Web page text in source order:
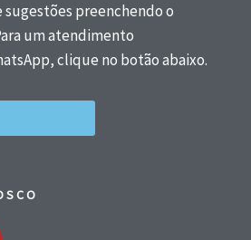
sugestões preenchendo o
um atendimento
clique no botão abaixo.